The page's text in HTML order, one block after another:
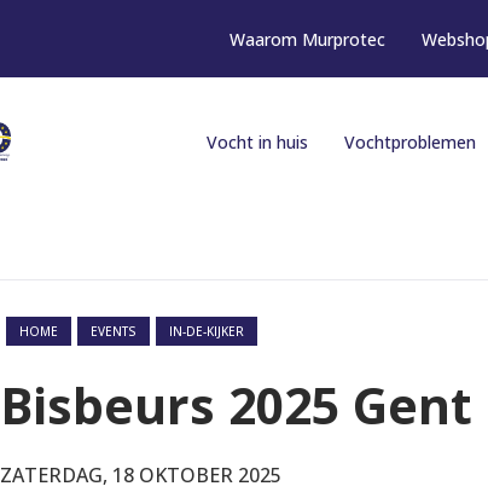
Waarom Murprotec
Vocht in huis Vochtproblemen
HOME EVENTS IN-DE-KIJKER
Bisbeurs 2025 Gent
ZATERDAG, 18 OKTOBER 2025